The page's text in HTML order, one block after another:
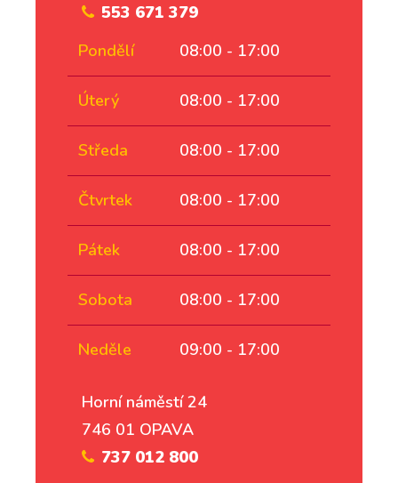
553 671 379
Pondělí
08:00 - 17:00
Úterý 08:00 - 17:00
Středa 08:00 - 17:00
Čtvrtek 08:00 - 17:00
Pátek 08:00 - 17:00
Sobota 08:00 - 17:00
Neděle 09:00 - 17:00
Horní náměstí 24
746 01 OPAVA
737 012 800